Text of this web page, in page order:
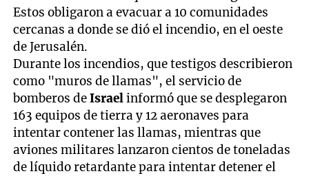
Estos obligaron a evacuar a 10 comunidades
cercanas a donde se dió el incendio, en el oeste
de Jerusalén.
Durante los incendios, que testigos describieron
como "muros de llamas", el servicio de
bomberos deIsraelinformó que se desplegaron
163 equipos de tierra y 12 aeronaves para
intentar contener las llamas, mientras que
aviones militares lanzaron cientos de toneladas
de líquido retardante para intentar detener el